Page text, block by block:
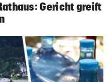
Gericht greift